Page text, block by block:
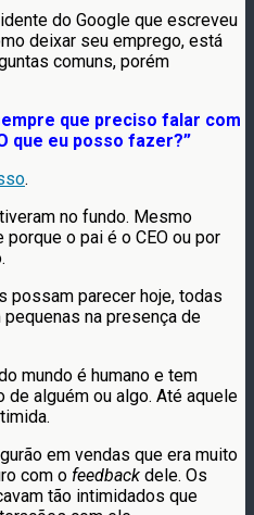
do Google que escreveu
deixar seu emprego, está
comuns, porém
que preciso falar com
que eu posso fazer?”
.
no fundo. Mesmo
o pai é o CEO ou por
possam parecer hoje, todas
na presença de
mundo é humano e tem
de alguém ou algo. Até aquele
em vendas que era muito
com o feedback dele. Os
tão intimidados que